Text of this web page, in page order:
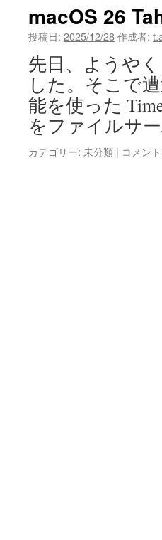
macOS 26
投稿日: 2025/12/28作成者:
先日、ようやく
した。そこで
能を使った
をファイルサ
カテゴリー: 未分類 | macOS
コメン